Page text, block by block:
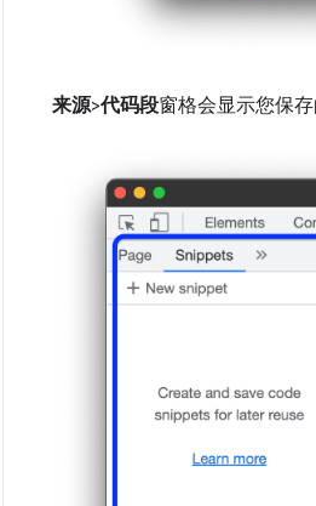
来源>代码段窗格会显示您保